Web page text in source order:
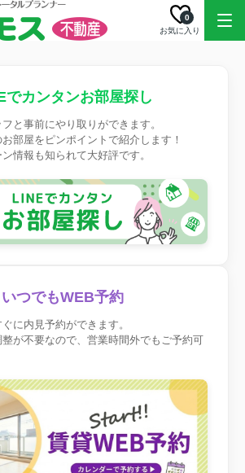
お気に入り
0
でカンタンお部屋探し
と事前にやり取りができます。
部屋をピンポイントで紹介します！
情報も知られて大好評です。
いつでもWEB予約
に内見予約ができます。
が不要なので、営業時間外でもご予約可